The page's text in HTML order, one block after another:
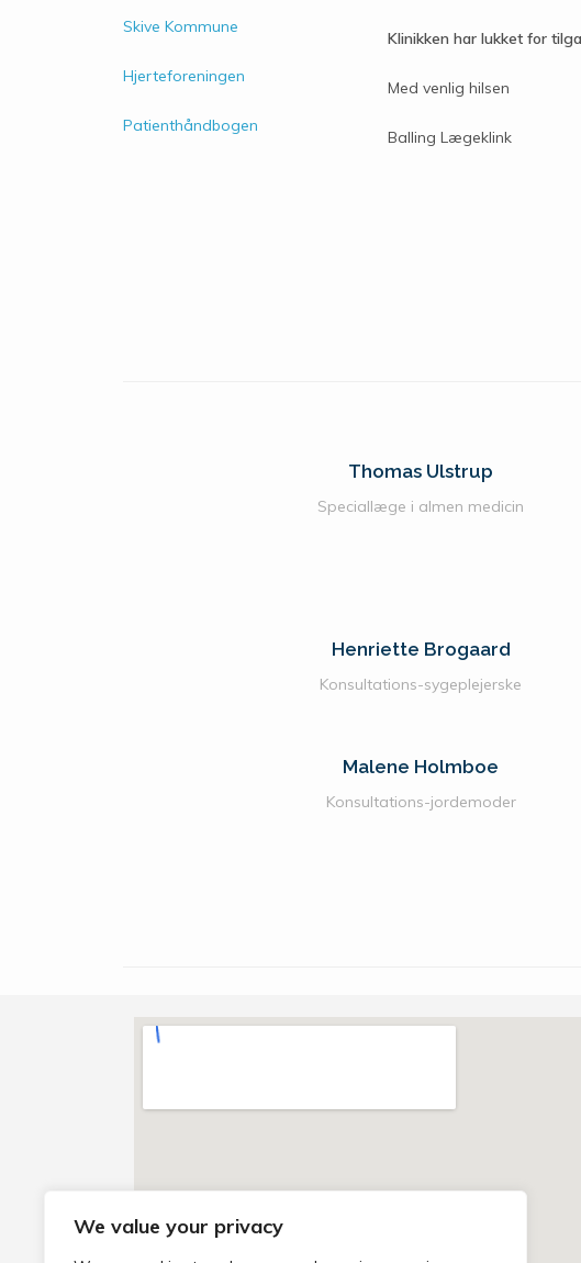
We value your privacy
Skive Kommune
Hjerteforeningen
Patienthåndbogen
Klinikken har lukket for
Med venlig hilsen
Balling Lægeklink
Thomas Ulstrup
Speciallæge i almen medicin
Henriette Brogaard
Konsultations-sygeplejerske
Malene Holmboe
Konsultations-jordemoder